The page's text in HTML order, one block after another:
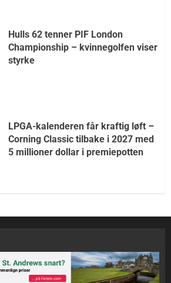
Hulls 62 tenner PIF London
Championship – kvinnegolfen viser
styrke
LPGA-kalenderen får kraftig løft –
Corning Classic tilbake i 2027 med
5 millioner dollar i premiepotten